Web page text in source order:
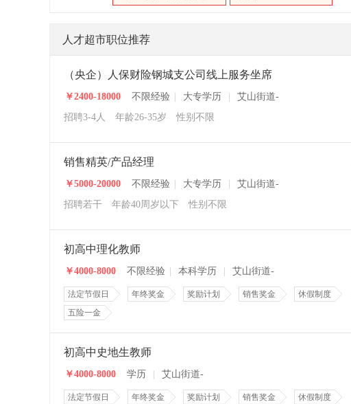
人才超市职位推荐
（央企）人保财险钢城支公司线上服务坐席
￥2400-18000 不限经验 大专学历
艾山街道-
招聘3-4人
年龄26-35岁 性别不限
销售精英/产品经理
￥5000-20000 不限经验 大专学历
艾山街道-
招聘若干
年龄40周岁以下 性别不限
初高中理化教师
￥4000-8000 不限经验 本科学历 艾山街道-
法定节假日 年终奖金 奖励计划 销售奖金
休假制度
五险一金
初高中史地生教师
￥4000-8000 学历 艾山街道-
法定节假日 年终奖金 奖励计划 销售奖金
休假制度